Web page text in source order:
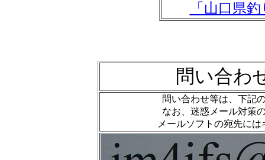
「山口県
問い合わ
問い合わせ等は、下記
なお、迷惑メール対策
メールソフトの宛先に